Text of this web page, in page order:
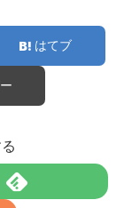
はてブ